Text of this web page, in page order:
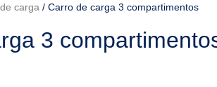
carga / Carro de carga 3 compartimentos
3